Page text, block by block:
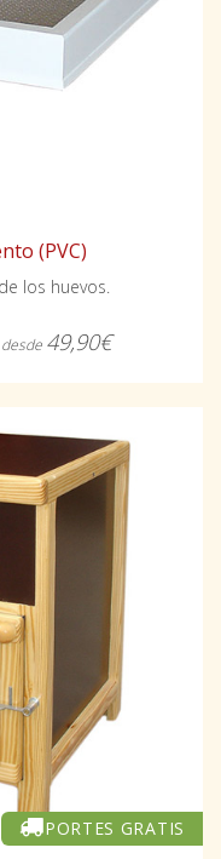
(PVC)
los huevos.
desde 49,90€
PORTES GRATIS